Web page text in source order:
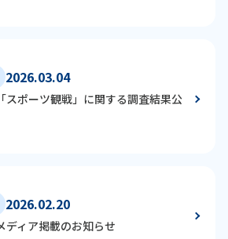
2026.03.04
スポーツ観戦」に関する調査結果公
2026.02.20
ディア掲載のお知らせ